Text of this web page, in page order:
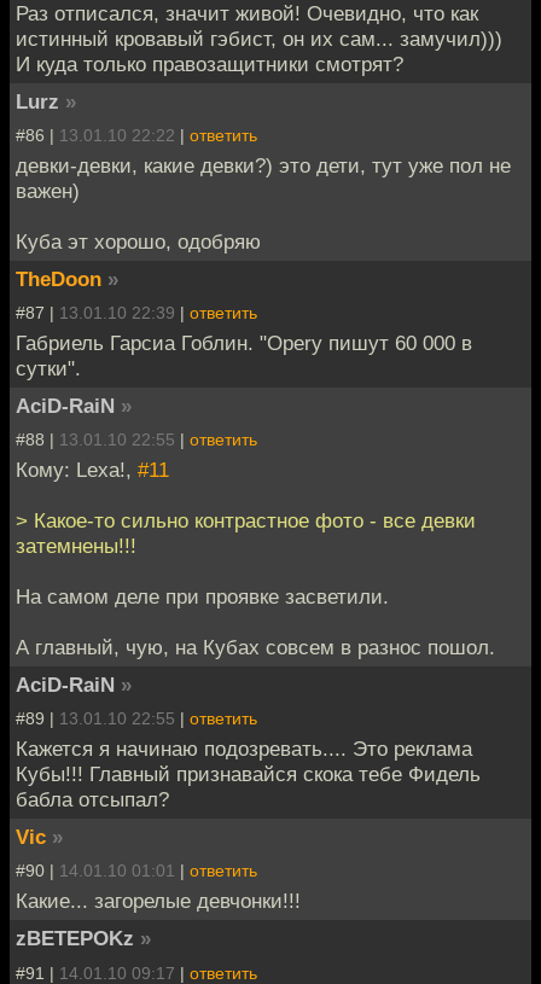
Раз отписался, значит живой! Очевидно, что как
истинный кровавый гэбист, он их сам... замучил)))
И куда только правозащитники смотрят?
Lurz »
#86 | 13.01.10 22:22 | ответить
девки-девки, какие девки?) это дети, тут уже пол не
важен)
Куба эт хорошо, одобряю
TheDoon »
#87 | 13.01.10 22:39 | ответить
Габриель Гарсиа Гоблин. "Operу пишут 60 000 в
сутки".
AciD-RaiN »
#88 | 13.01.10 22:55 | ответить
Кому: Lexa!, #11
> Какое-то сильно контрастное фото - все девки
затемнены!!!
На самом деле при проявке засветили.
А главный, чую, на Кубах совсем в разнос пошол.
AciD-RaiN »
#89 | 13.01.10 22:55 | ответить
Кажется я начинаю подозревать.... Это реклама
Кубы!!! Главный признавайся скока тебе Фидель
бабла отсыпал?
Vic »
#90 | 14.01.10 01:01 | ответить
Какие... загорелые девчонки!!!
zBETEPOKz »
#91 | 14.01.10 09:17 | ответить